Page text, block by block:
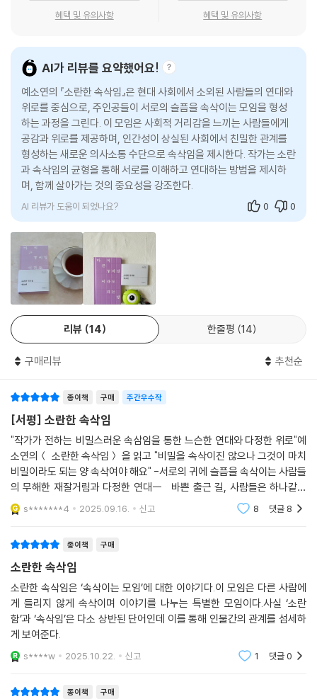
“저는 반대예요. 슬픔은 잃어버리고 이유만 남았어요.”
“그럼 어떻게 된 거예요?”
--- p.32
속삭이는 일은 기분 좋고 참 다정한 일이지만 사람이 매일 속삭이고만 살
수는 없는 노릇이라고. 그러면 속에 천불이 일 때도 있는 법이라고. 그러자
시내가 금세 불퉁한 얼굴이 되었다. 하지만 수자는 아랑곳하지 않았다. 여
전히 목소리 큰 사람이 이기는 세상이라고.
--- p.34
무슨 말이든 속삭이게 되면 그것은 정말이지 있을 법하고 귀중하고 허투루
들어선 안 될 말인 것처럼 느껴지게 되었다.
--- p.38
누군가는 지속적으로 폐를 끼치고 누군가는 극도로 폐를 끼치지 않게 노력
하고. 그건 어쩐지 좀 이상했다. 공평의 문제라기보다는 경계의 문제에 가
까운 것 같았다.
수자의 속삭일 준비에 모아와 시내도 어쩔 수 없이 머리를 맞댔다.
“사람들이 그냥 나를 알아줬으면 좋겠어. 어떤 식으로든.”
“어쨌든 오카리나를 불 거야.”
“혼자 불면 되잖아요.”
“혼자는 힘들어.”
“왜요?”
“떨리거든.”
--- p.50
수자는 손가락으로 구멍을 완전히 막을 줄 아는 사람이었다. 입으로 들어
--- p.55
“막 성인이 됐어요. 아들은 저한테 정신적인 문제가 있다고 생각해요.”
“시내 씨는 그렇게 생각하세요?”
“전혀요.”
모아는 단호하게 대답하는 시내를 보며 아주 큰 슬픔이 몰려오는 걸 느꼈
다. 사실 시내를 처음 만난 순간부터 지금까지 시내의 정신이 멀쩡하다고
--- p.59
번 출구에서 “예수천국 불신지옥”을 외치는 50대 여성 ‘수자’를 영입하지
만, 가만히 앉아 대화하는 건 도무지 생산적이지 못하다고 생각하는 ‘수
자’는 조건부 입회를 제안한다. 조건은 바로 속삭이는 일에 “시끄럽게 구는
훈련”도 번갈아 하자는 것. 예상치 못한 방향으로 흘러가는 모임 활동 속에
‘모아’는 우리가 모이게 된 이유를 의심하게 되고, ‘시내’의 집에 초대받은
어느 날 새벽 쾅쾅쾅 현관문 두드리는 소리를 들으며 확신을 얻게 된다. 엄
청나게 시끄럽고 참을 수 없이 고요한 이 모임의 정체는 무엇일까?
『소란한 속삭임』 은 한마디로 “마음을 쓰는 게 잘 안 되는 사람”과 “그런
사람들의 어찌할 수 없음에 마음이 가는”(〈예소연 작가 인터뷰〉에서) 사람
들의 무해한 재잘거림이자 다정한 연대다. 『영원에 빚을 져서』 속 주인공
‘동’이 어찌할 수 없어 깊은 슬픔에 잠긴다면, ‘속삭이는 모임원’들은 손바
닥을 쫙 펴고 입가에 댄 뒤 그 ‘어찌할 수 없음’을 속삭인다. 그러면 누군가
는 귀를 바짝 갖다 댈 것이고, 이내 으쓱한 마음이 들 테니까. 그렇게 알아
차려진 다음부턴 ‘모아’가 그랬듯 “정말 사는 것 같아”질 것이므로. 한적한
공원에 옹기종기 모여 앉은 참새떼처럼 사랑과 결함, 사랑과 이해, 사랑과
유머, 사랑과 비밀이 한데 섞인 지저귐을 듣고 있자면, 명동역 4번 출구 앞
에 서서 ‘속삭이는 모임’의 일원으로 뽑힐 날을 한 번쯤 기다리고 싶어질지
위즈덤하우스는 2022년 11월부터 단편소설 연재 프로젝트 ‘위클리 픽
션’을 통해 오늘 한국문학의 가장 다양한 모습, 가장 새로운 이야기를 일주
일에 한 편씩 소개하고 있다. 구병모 〈파쇄〉, 조예은 〈만조를 기다리며〉, 안
담 〈소녀는 따로 자란다〉, 최진영 〈오로라〉 등 1년 동안 50편의 이야기가
독자들의 사랑을 받아왔다. 위픽 시리즈는 이렇게 연재를 마친 소설들을
순차적으로 출간하며, 이때 여러 편의 단편소설을 한데 묶는 기존의 방식
자들에게 한 편 한 편 깊게 호흡하는 특별한 경험을 선사한다. 위픽은 소재
기’라는 완결성에 주목한다. 소설가뿐만 아니라 논픽션 작가, 시인, 청소년
문학 작가 등 다양한 작가들의 소설을 통해 장르와 경계를 허물며 이야기
의 가능성과 재미를 확장한다.
시즌1 50편에 이어 시즌2는 더욱 새로운 작가와 이야기들로 가득하다. 시
즌2에는 강화길, 임선우, 단요, 정보라, 김보영, 이미상, 김화진, 정이현, 임
여 작품 안팎으로 다양한 이야기를 들려주며 1년 50가지 이야기 축제를 더
혜택 및 유의사항 혜택 및 유의사항
AI가 리뷰를 요약했어요!
예소연의 『소란한 속삭임』은 현대 사회에서 소외된 사람들의 연대와
위로를 중심으로, 주인공들이 서로의 슬픔을 속삭이는 모임을 형성
하는 과정을 그린다. 이 모임은 사회적 거리감을 느끼는 사람들에게
공감과 위로를 제공하며, 인간성이 상실된 사회에서 친밀한 관계를
형성하는 새로운 의사소통 수단으로 속삭임을 제시한다. 작가는 소란
과 속삭임의 균형을 통해 서로를 이해하고 연대하는 방법을 제시하
며, 함께 살아가는 것의 중요성을 강조한다.
AI 리뷰가 도움이 되었나요? 0 0
리뷰 14 한줄평 14
구매리뷰 추천순
종이책 구매 주간우수작
[서평] 소란한 속삭임
"작가가 전하는 비밀스러운 속삼임을 통한 느슨한 연대와 다정한 위로"예
소연의＜ 소란한 속삭임＞ 을 읽고 "비밀을 속삭이진 않으나 그것이 마치
비밀이라도 되는 양 속삭여야 해요" -서로의 귀에 슬픔을 속삭이는 사람들
의 무해한 재잘거림과 다정한 연대-- 바쁜 출근 길, 사람들은 하나같이
모두다 귀에 블루투스 이어폰을 끼고 각자의 세계에 빠
s*******4 2025.09.16. 신고 8 댓글 8
종이책 구매
소란한 속삭임
소란한 속삭임은 ‘속삭이는 모임’에 대한 이야기다.이 모임은 다른 사람에
게 들리지 않게 속삭이며 이야기를 나누는 특별한 모임이다.사실 ‘소란
함’과 ‘속삭임’은 다소 상반된 단어인데 이를 통해 인물간의 관계를 섬세하
게 보여준다.
s****w 2025.10.22. 신고 1 댓글0
종이책 구매